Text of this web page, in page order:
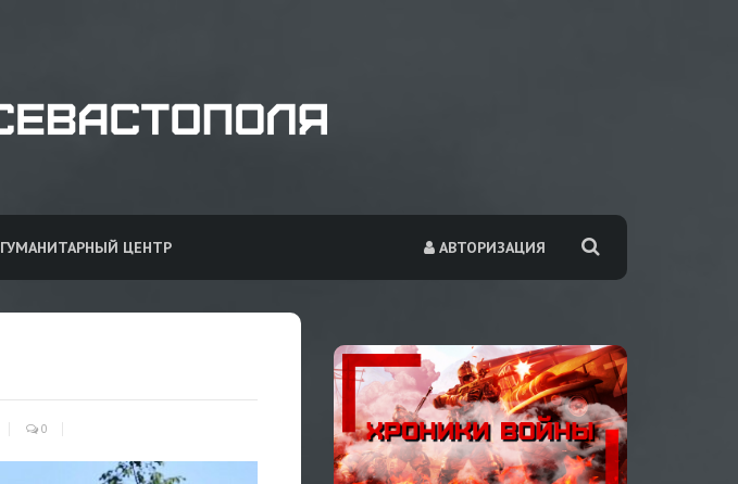
АВТОРИЗАЦИЯ
ГУМАНИТАРНЫЙ ЦЕНТР
0